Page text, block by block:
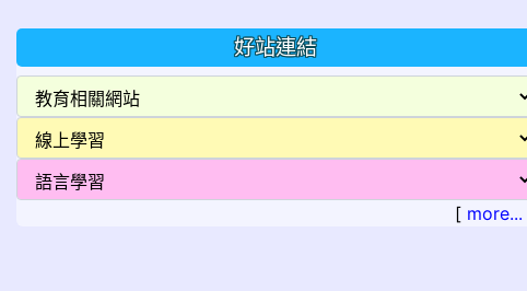
好站連結
[ more...